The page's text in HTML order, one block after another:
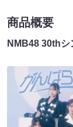
商品概要
NMB48 30thシ